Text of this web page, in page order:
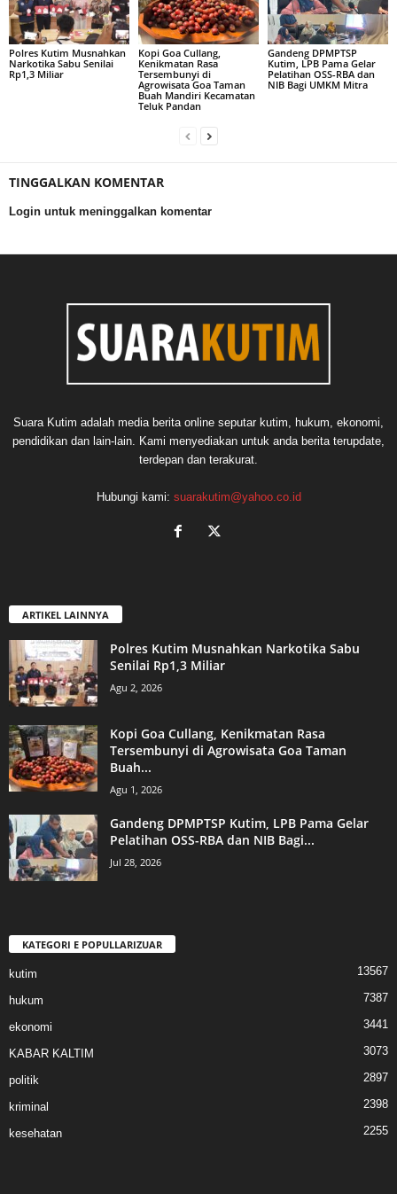
Polres Kutim Musnahkan
Narkotika Sabu Senilai
Rp1,3 Miliar
Kopi Goa Cullang,
Kenikmatan Rasa
Tersembunyi di
Agrowisata Goa Taman
Buah Mandiri Kecamatan
Teluk Pandan
Gandeng DPMPTSP
Kutim, LPB Pama Gelar
Pelatihan OSS-RBA dan
NIB Bagi UMKM Mitra
TINGGALKAN KOMENTAR
Login untuk meninggalkan komentar
Suara Kutim adalah media berita online seputar kutim, hukum, ekonomi,
pendidikan dan lain-lain. Kami menyediakan untuk anda berita terupdate,
terdepan dan terakurat.
Hubungi kami: suarakutim@yahoo.co.id
ARTIKEL LAINNYA
Polres Kutim Musnahkan Narkotika Sabu
Senilai Rp1,3 Miliar
Agu 2, 2026
Kopi Goa Cullang, Kenikmatan Rasa
Tersembunyi di Agrowisata Goa Taman
Buah...
Agu 1, 2026
Gandeng DPMPTSP Kutim, LPB Pama Gelar
Pelatihan OSS-RBA dan NIB Bagi...
Jul 28, 2026
KATEGORI E POPULLARIZUAR
kutim 13567
hukum 7387
ekonomi 3441
KABAR KALTIM 3073
politik 2897
kriminal 2398
kesehatan 2255